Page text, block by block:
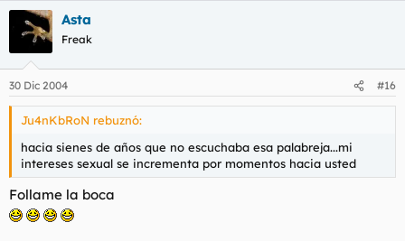
Asta
Freak
30 Dic 2004 #16
Ju4nKbRoN rebuznó:
hacia sienes de años que no escuchaba esa palabreja...mi
intereses sexual se incrementa por momentos hacia usted
Follame la boca